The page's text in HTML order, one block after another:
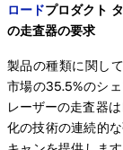
ロードプロダクト
の走査器の要求
製品の種類に関し
市場の35.5%のシ
レーザーの走査器
化の技術の連続的